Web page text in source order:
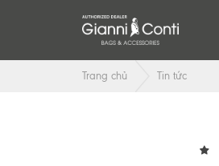
Trang chủ Tin tức